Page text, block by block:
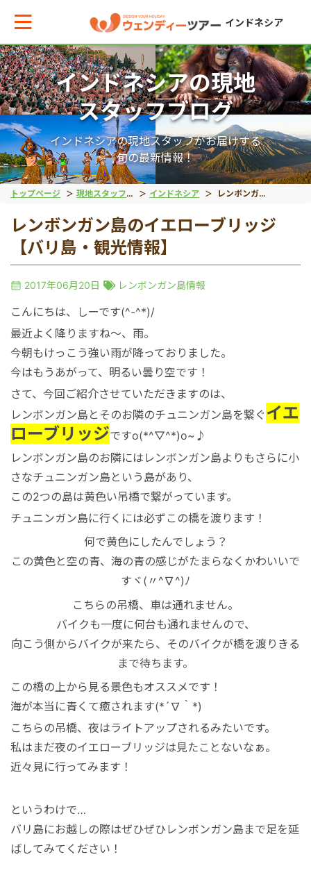
インドネシア
トップページ 現地スタッフブログ インドネシア レンボンガン島のイエローブリッジ【バリ島・観光情報】
インドネシアの現地
スタッフブログ
インドネシアの現地スタッフがお届けする
旬の最新情報！
レンボンガン島のイエローブリッジ
【バリ島・観光情報】
2017年06月20日 レンボンガン島情報
こんにちは、しーです(^-^*)/
最近よく降りますね～、雨。
今朝もけっこう強い雨が降っておりました。
今はもうあがって、明るい曇り空です！
さて、今回ご紹介させていただきますのは、
レンボンガン島とそのお隣のチュニンガン島を繋ぐイエ
ローブリッジですo(*^▽^*)o~♪
レンボンガン島のお隣にはレンボンガン島よりもさらに小
さなチュニンガン島という島があり、
この2つの島は黄色い吊橋で繋がっています。
チュニンガン島に行くには必ずこの橋を渡ります！
何で黄色にしたんでしょう？
この黄色と空の青、海の青の感じがたまらなくかわいいで
すヾ(〃^∇^)ﾉ
こちらの吊橋、車は通れません。
バイクも一度に何台も通れませんので、
向こう側からバイクが来たら、そのバイクが橋を渡りきる
まで待ちます。
この橋の上から見る景色もオススメです！
海が本当に青くて癒されます(*´∇｀*)
こちらの吊橋、夜はライトアップされるみたいです。
私はまだ夜のイエローブリッジは見たことないなぁ。
近々見に行ってみます！
というわけで…
バリ島にお越しの際はぜひぜひレンボンガン島まで足を延
ばしてみてください！
メインメニューへ戻る
マから現地ツアーを探す
系
ツアー
VIPアシスト
送迎
ライン体験
ターンシップ
遺産
メインメニューへ戻る
アからお役立ち情報を探す
ドネシア
ーシア
ガポール
ボジア
戻る
動物系
象
コモドドラゴン
動物園
戻る
離島ツアー
レンボンガン島
ヌサペニダ島
ギリ島
戻る
世界遺産
ボロブドゥール遺跡
プランバナン遺跡
戻る
秘境
タナトラジャ
ブロモ山